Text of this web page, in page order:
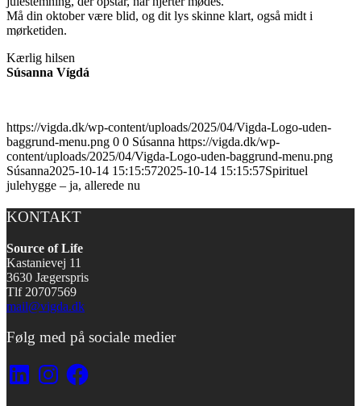
Må din oktober være blid, og dit lys skinne klart, også midt i
mørketiden.
Kærlig hilsen
Súsanna Vígdá
https://vigda.dk/wp-content/uploads/2025/04/Vigda-Logo-uden-
baggrund-menu.png 0 0 Súsanna https://vigda.dk/wp-
content/uploads/2025/04/Vigda-Logo-uden-baggrund-menu.png
Súsanna2025-10-14 15:15:572025-10-14 15:15:57Spirituel
julehygge – ja, allerede nu
KONTAKT
Source of Life
Kastanievej 11
3630 Jægerspris
Tlf 20707569
mail@vigda.dk
Følg med på sociale medier
LinkedInInstagramFacebook